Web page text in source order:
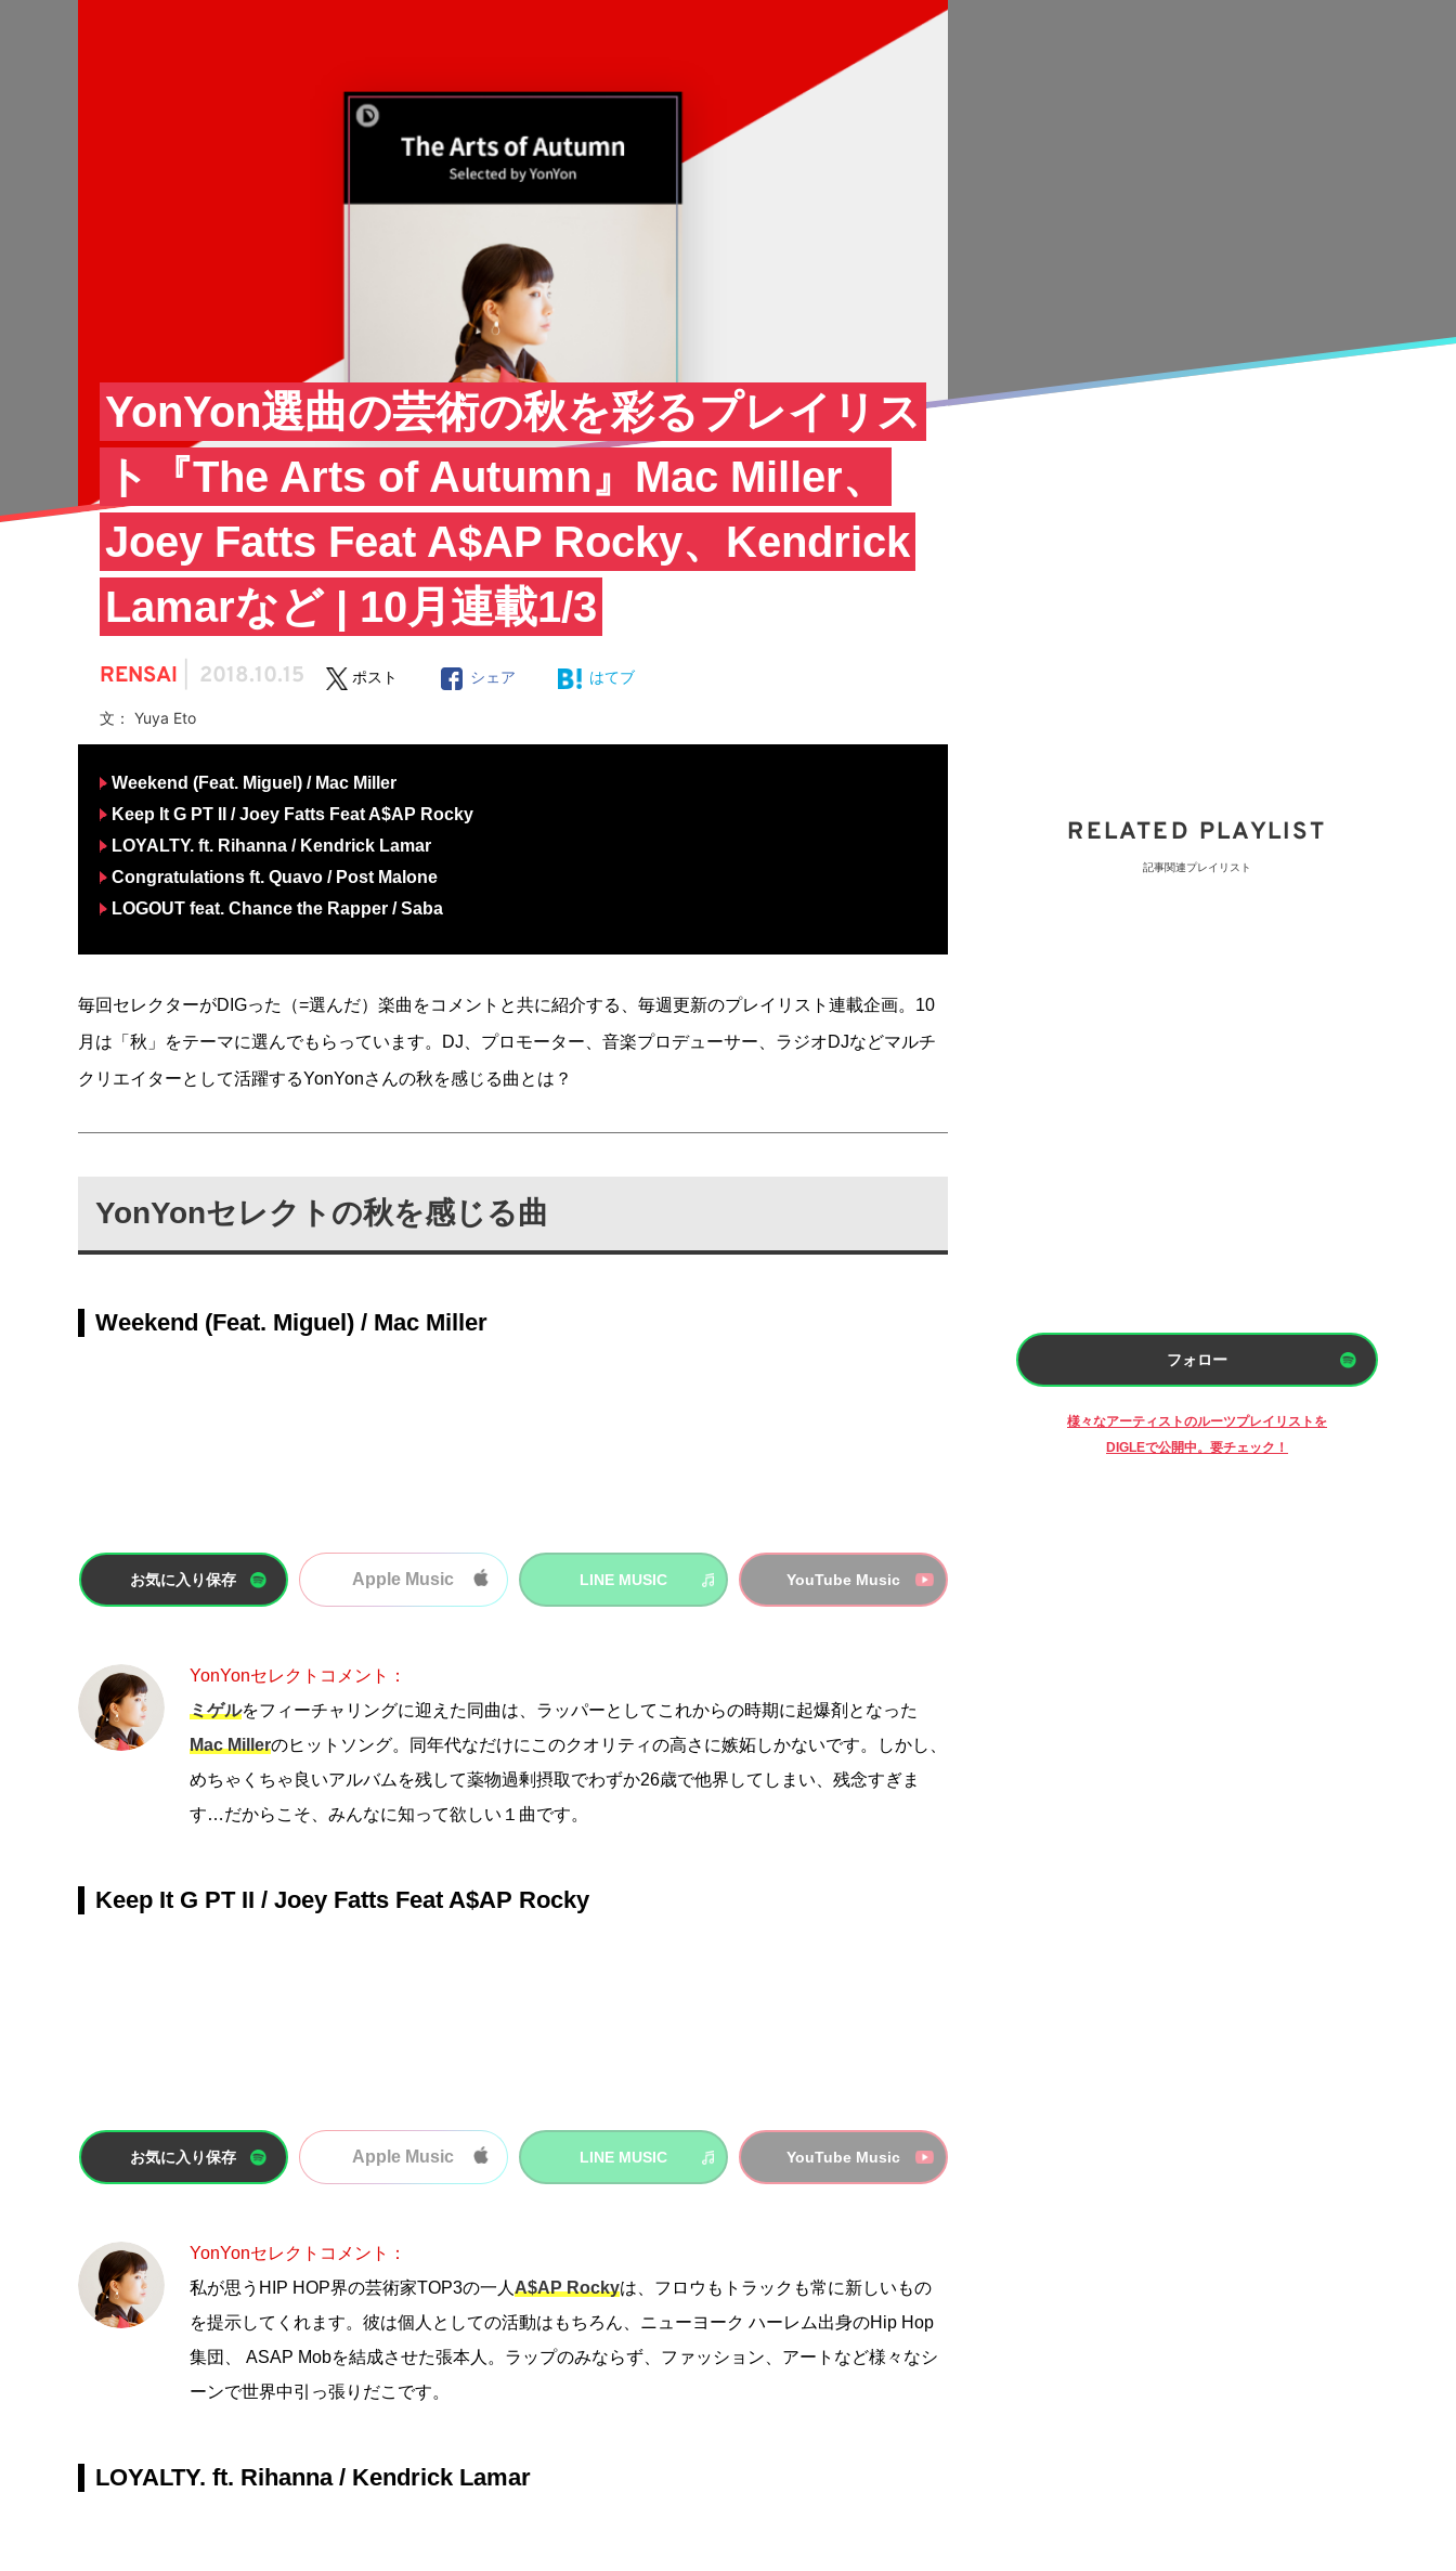
YonYon選曲の芸術の秋を彩るプレイリス
ト『The Arts of Autumn』Mac Miller、
Joey Fatts Feat A$AP Rocky、Kendrick
Lamarなど | 10月連載1/3
RENSAI 2018.10.15 ポスト シェア はてブ
文： Yuya Eto
Weekend (Feat. Miguel) / Mac Miller
Keep It G PT II / Joey Fatts Feat A$AP Rocky
LOYALTY. ft. Rihanna / Kendrick Lamar
Congratulations ft. Quavo / Post Malone
LOGOUT feat. Chance the Rapper / Saba
毎回セレクターがDIGった（=選んだ）楽曲をコメントと共に紹介する、毎週更新のプレイリスト連載企画。10
月は「秋」をテーマに選んでもらっています。DJ、プロモーター、音楽プロデューサー、ラジオDJなどマルチ
クリエイターとして活躍するYonYonさんの秋を感じる曲とは？
YonYonセレクトの秋を感じる曲
Weekend (Feat. Miguel) / Mac Miller
お気に入り保存 Apple Music LINE MUSIC YouTube Music
YonYonセレクトコメント：
ミゲルをフィーチャリングに迎えた同曲は、ラッパーとしてこれからの時期に起爆剤となった
Mac Millerのヒットソング。同年代なだけにこのクオリティの高さに嫉妬しかないです。しかし、
めちゃくちゃ良いアルバムを残して薬物過剰摂取でわずか26歳で他界してしまい、残念すぎま
す…だからこそ、みんなに知って欲しい１曲です。
Keep It G PT II / Joey Fatts Feat A$AP Rocky
お気に入り保存 Apple Music LINE MUSIC YouTube Music
YonYonセレクトコメント：
私が思うHIP HOP界の芸術家TOP3の一人 A$AP Rockyは、フロウもトラックも常に新しいもの
を提示してくれます。彼は個人としての活動はもちろん、ニューヨーク ハーレム出身のHip Hop
集団、 ASAP Mobを結成させた張本人。ラップのみならず、ファッション、アートなど様々なシ
ーンで世界中引っ張りだこです。
LOYALTY. ft. Rihanna / Kendrick Lamar
RELATED PLAYLIST
記事関連プレイリスト
フォロー
様々なアーティストのルーツプレイリストを
DIGLEで公開中。要チェック！